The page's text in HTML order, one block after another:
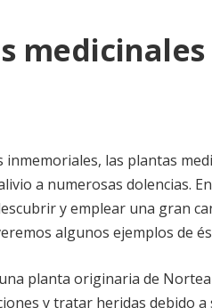
inmemoriales, las plantas
a numerosas dolencias.
y emplear una gran
algunos ejemplos de
planta originaria de
y tratar heridas debido